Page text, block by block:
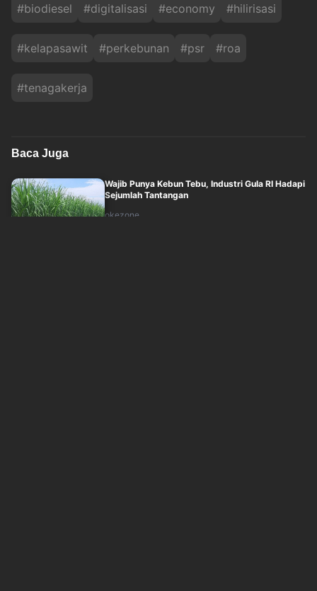
#biodiesel #digitalisasi #economy #hilirisasi
#kelapasawit #perkebunan #psr #roa
#tenagakerja
Baca Juga
Wajib Punya Kebun Tebu, Industri Gula RI Hadapi
Sejumlah Tantangan
okezone